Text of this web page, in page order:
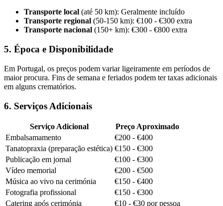
Transporte local (até 50 km): Geralmente incluído
Transporte regional (50-150 km): €100 - €300 extra
Transporte nacional (150+ km): €300 - €800 extra
5. Época e Disponibilidade
Em Portugal, os preços podem variar ligeiramente em períodos de
maior procura. Fins de semana e feriados podem ter taxas adicionais
em alguns crematórios.
6. Serviços Adicionais
Serviço Adicional
Preço Aproximado
Embalsamamento
€200 - €400
Tanatopraxia (preparação estética) €150 - €300
Publicação em jornal
€100 - €300
Vídeo memorial
€200 - €500
Música ao vivo na cerimónia
€150 - €400
Fotografia profissional
€150 - €300
Catering após cerimónia
€10 - €30 por pessoa